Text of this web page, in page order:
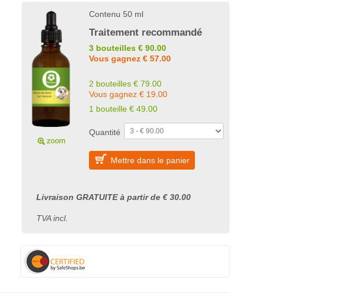
Contenu 50 ml
Traitement recommandé
3 bouteilles € 90.00
Vous gagnez € 57.00
2 bouteilles € 79.00
Vous gagnez € 19.00
1 bouteille € 49.00
Quantité
Mettre dans le panier
Livraison GRATUITE à partir de € 30.00
TVA incl.